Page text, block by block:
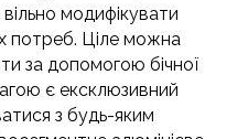
модифікувати
потреб. Ціле можна
за допомогою бічної
є ексклюзивний
з будь-яким